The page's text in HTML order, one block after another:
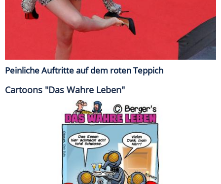
Peinliche Auftritte auf dem roten Teppich
Cartoons "Das Wahre Leben"